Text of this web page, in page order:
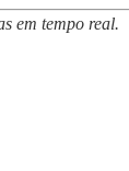
em tempo real.